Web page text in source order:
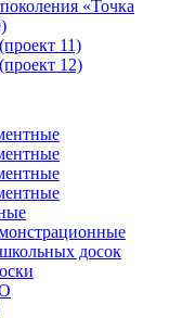
«Точка
11)
12)
досок